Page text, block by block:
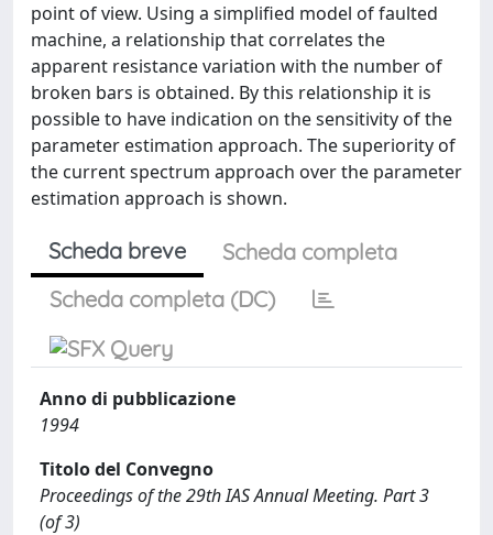
point of view. Using a simplified model of faulted
machine, a relationship that correlates the
apparent resistance variation with the number of
broken bars is obtained. By this relationship it is
possible to have indication on the sensitivity of the
parameter estimation approach. The superiority of
the current spectrum approach over the parameter
estimation approach is shown.
Scheda breve
Scheda completa
Scheda completa (DC)
Anno di pubblicazione
1994
Titolo del Convegno
Proceedings of the 29th IAS Annual Meeting. Part 3
(of 3)